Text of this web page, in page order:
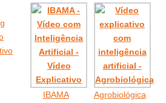
IBAMA
Agrobiológica